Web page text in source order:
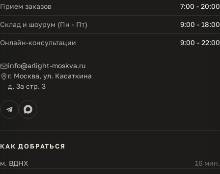
Прием заказов 7:00 - 20:00
Склад и шоурум (Пн - Пт) 9:00 - 18:00
Онлайн-консультации 9:00 - 22:00
info@arlight-moskva.ru
г. Москва, ул. Касаткина
д. 3а стр. 3
КАК ДОБРАТЬСЯ
м. ВДНХ
16 мин.